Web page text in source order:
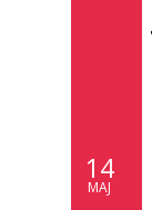
14
MAJ